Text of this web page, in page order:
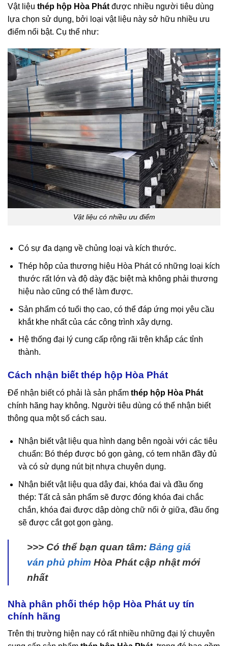
Vật liệu thép hộp Hòa Phát được nhiều người tiêu dùng
lựa chọn sử dụng, bởi loại vật liệu này sở hữu nhiều ưu
điểm nổi bật. Cụ thể như:
Vật liệu có nhiều ưu điểm
Có sự đa dạng về chủng loại và kích thước.
Thép hộp của thương hiệu Hòa Phát có những loại kích
thước rất lớn và độ dày đặc biệt mà không phải thương
hiệu nào cũng có thể làm được.
Sản phẩm có tuổi thọ cao, có thể đáp ứng mọi yêu cầu
khắt khe nhất của các công trình xây dựng.
Hệ thống đại lý cung cấp rộng rãi trên khắp các tỉnh
thành.
Cách nhận biết thép hộp Hòa Phát
Để nhận biết có phải là sản phẩm thép hộp Hòa Phát
chính hãng hay không. Người tiêu dùng có thể nhận biết
thông qua một số cách sau.
Nhận biết vật liệu qua hình dạng bên ngoài với các tiêu
chuẩn: Bó thép được bó gọn gàng, có tem nhãn đầy đủ
và có sử dụng nút bịt nhựa chuyên dụng.
Nhận biết vật liệu qua dây đai, khóa đai và đầu ống
thép: Tất cả sản phẩm sẽ được đóng khóa đai chắc
chắn, khóa đai được dập dòng chữ nổi ở giữa, đầu ống
sẽ được cắt gọt gọn gàng.
>>> Có thể bạn quan tâm: Bảng giá
ván phủ phim Hòa Phát cập nhật mới
nhất
Nhà phân phối thép hộp Hòa Phát uy tín
chính hãng
Trên thị trường hiện nay có rất nhiều những đại lý chuyên